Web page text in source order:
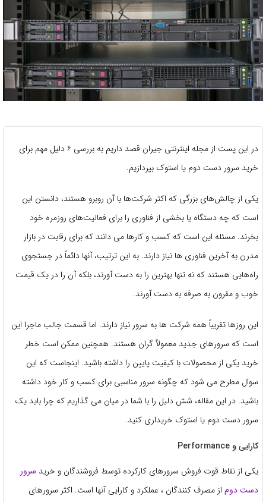
در این پست از مجله اینترنتی جیران قصد داریم به بررسی ۶ دلیل مهم برای
خرید سرور دست دوم یا استوک بپردازیم.
یکی از چالش‌های بزرگی که اکثر شرکت‌ها با آن روبرو هستند، دانستن این
است که چه دستگاه یا بخشی از فناوری را برای فعالیت‌های روزمره خود
بخرند. مسئله این است که کسب و کارها می دانند که برای رقابت در بازار
مدرن به آخرین فناوری ها نیاز دارند. به این ترتیب، آنها دائماً در جستجوی
راه‌هایی هستند که نه تنها بهترین را به دست آورند، بلکه آن را در یک قیمت
خوب و مقرون به صرفه به دست آورند.
این روزها تقریباً همه شرکت ها به سرور نیاز دارند. اما قسمت جالب ماجرا این
است که سرورهای جدید معمولاً گران هستند. همچنین ممکن است خطر
خرید یکی از محصولات با کیفیت پایین را داشته باشید. اینجاست که این
سوال مطرح می شود که چگونه سرور مناسبی برای کسب و کار خود داشته
باشید. در این مقاله، شش دلیل را با شما در میان می گذاریم که چرا باید یک
سرور دست دوم یا استوک خریداری کنید.
کارایی و Performance
یکی از نقاط قوت فروش سرورهای کارکرده توسط فروشندگان و خرید سرور
دست دوم از مصرف کنندگان ، عملکرد و کارایی آنها است. اکثر سرورهای